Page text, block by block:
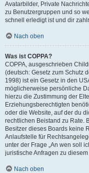
Avatarbilder, Private
zu Benutzergruppen und so
schnell erledigt ist und dir
Nach oben
Was ist COPPA?
COPPA, ausgeschrieben
(deutsch: Gesetz zum Schutz
1998) ist ein Gesetz in den
möglicherweise persönliche
hierzu die Zustimmung der
Erziehungsberechtigten
oder die Website, auf der du
rechtlichen Beistand zu Rate.
Besitzer dieses Boards keine
Anlaufstelle für
unter der Frage „An wen soll
juristische Anfragen zu
Nach oben